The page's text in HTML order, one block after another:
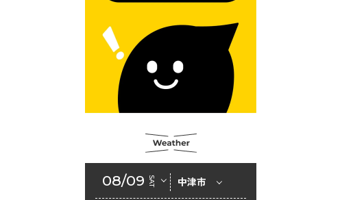
ェルターの指定
2026年6月10日 令和８年経済
センサス-活動調査
2026年6月9日 令和８年第３
回定例会「一般質問一覧表」
2026年6月5日 新婚世帯の家
2026年6月2日 戸籍に氏名の
振り仮名が記載されます
08/09 SAT 中津市